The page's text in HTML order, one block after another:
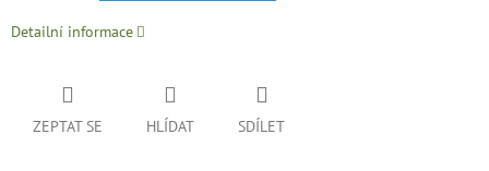
Detailní informace
ZEPTAT SE HLÍDAT SDÍLET